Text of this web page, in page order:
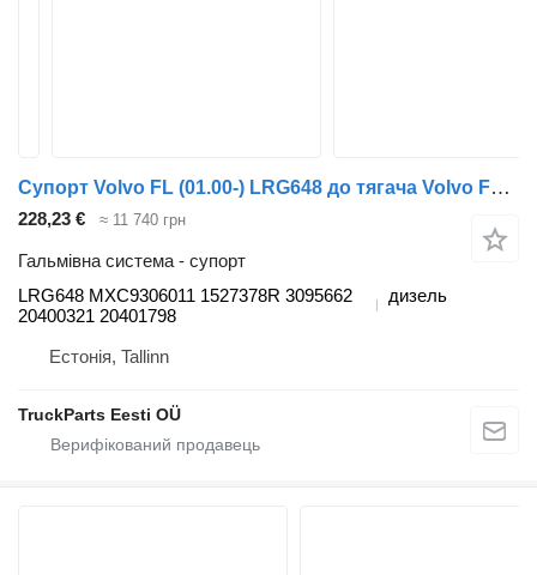
Супорт Volvo FL (01.00-) LRG648 до тягача Volvo FL, FL6, FL7, FL10, FL12, FS718 (1985-2005)
228,23 € ≈ 11 740 грн
Гальмівна система - супорт
LRG648 MXC9306011 1527378R 3095662
20400321 20401798
дизель
Естонія, Tallinn
TruckParts Eesti OÜ